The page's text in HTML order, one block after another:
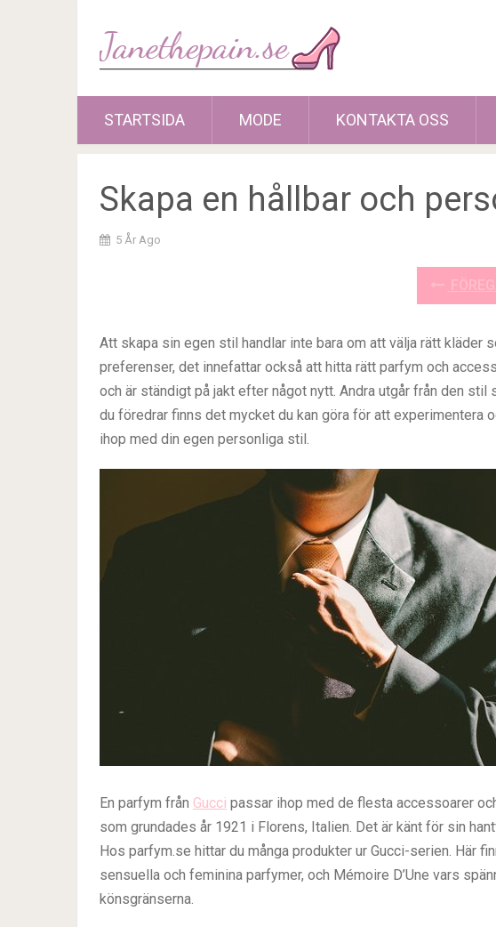
STARTSIDA MODE KONTAKTA OSS
Skapa en hållbar och
5 År Ago
Att skapa sin egen stil handlar inte bara om att välja rätt kläder
preferenser, det innefattar också att hitta rätt parfym och
och är ständigt på jakt efter något nytt. Andra utgår från den stil
du föredrar finns det mycket du kan göra för att experimentera
ihop med din egen personliga stil.
En parfym från Gucci passar ihop med de flesta accessoarer
som grundades år 1921 i Florens, Italien. Det är känt för sin
Hos parfym.se hittar du många produkter ur Gucci-serien. Här
sensuella och feminina parfymer, och Mémoire D’Une vars
könsgränserna.